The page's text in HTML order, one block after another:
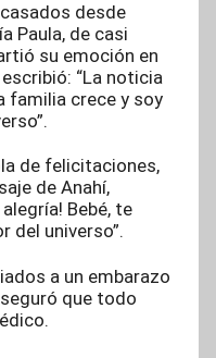
desde
Paula, de casi
su emoción en
“La noticia
familia crece y soy
de felicitaciones,
de Anahí,
alegría! Bebé, te
del universo”.
a un embarazo
que todo